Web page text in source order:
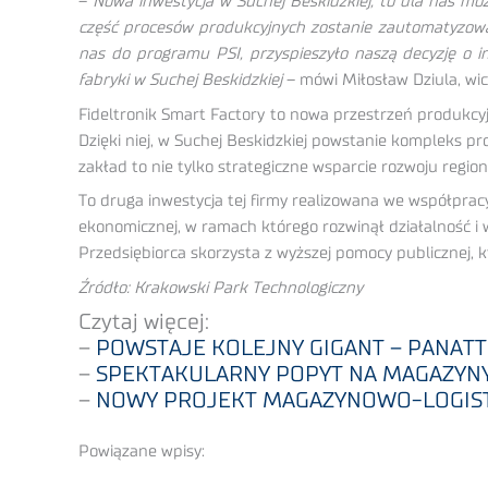
część procesów produkcyjnych zostanie
nas do programu PSI, przyspieszyło naszą decyzję
fabryki w Suchej Beskidzkiej– mówi Miłosław Dziula,
Fideltronik Smart Factory to nowa przestrzeń
Dzięki niej, w Suchej Beskidzkiej powstanie kompleks
zakład to nie tylko strategiczne wsparcie rozwoju
To druga inwestycja tej firmy realizowana we
ekonomicznej, w ramach którego rozwinął działalność
Przedsiębiorca skorzysta z wyższej pomocy publicznej,
Źródło: Krakowski Park Technologiczny
Czytaj więcej:
– POWSTAJE KOLEJNY GIGANT –
– SPEKTAKULARNY POPYT NA
– NOWY PROJEKT MAGAZYNOWO-
Powiązane wpisy: